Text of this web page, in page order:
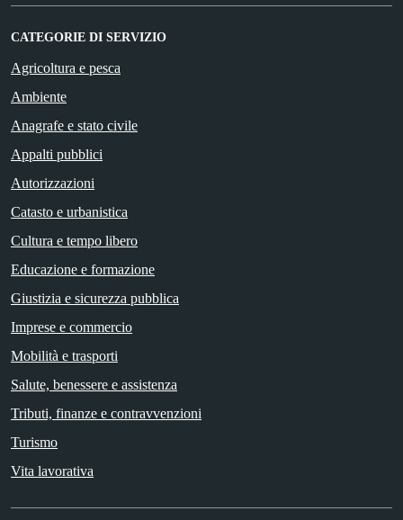
CATEGORIE DI SERVIZIO
Agricoltura e pesca
Ambiente
Anagrafe e stato civile
Appalti pubblici
Autorizzazioni
Catasto e urbanistica
Cultura e tempo libero
Educazione e formazione
Giustizia e sicurezza pubblica
Imprese e commercio
Mobilità e trasporti
Salute, benessere e assistenza
Tributi, finanze e contravvenzioni
Turismo
Vita lavorativa